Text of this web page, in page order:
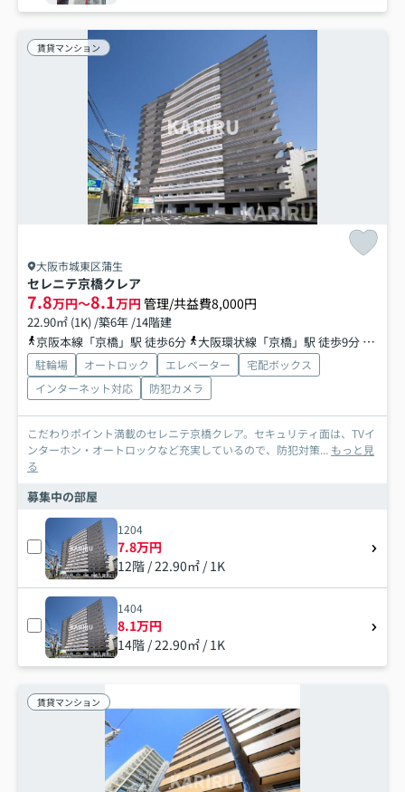
賃貸マンション
大阪市城東区蒲生
セレニテ京橋クレア
7.8万円～8.1万円 管理/共益費8,000円
22.90㎡ (1K) /築6年 /14階建
京阪本線「京橋」駅 徒歩6分
大阪環状線「京橋」駅 徒歩9分 地下
駐輪場 オートロック エレベーター
宅配ボックス
インターネット対応
防犯カメラ
こだわりポイント満載のセレニテ京橋クレア。セキュリティ面は、TVイ
ンターホン・オートロックなど充実しているので、防犯対策... もっと見
る
募集中の部屋
1204
7.8万円
12階 / 22.90㎡ / 1K
1404
8.1万円
14階 / 22.90㎡ / 1K
賃貸マンション